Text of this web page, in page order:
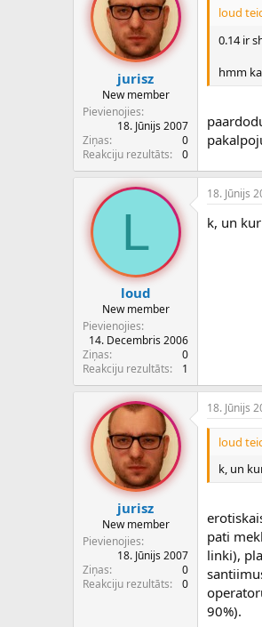
jurisz
New member
Pievienojies
18. Jūnijs 2007
Ziņas
0
Reakciju rezultāts
0
loud
0.14 ir
hmm
L
loud
New member
Pievienojies
14. Decembris 2006
Ziņas
0
Reakciju rezultāts
1
18. Jūnijs
k, un
jurisz
New member
Pievienojies
18. Jūnijs 2007
Ziņas
0
Reakciju rezultāts
0
18. Jūnijs
loud
k, un
pati
linki),
90%).